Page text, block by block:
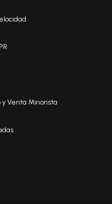
Venta Minorista